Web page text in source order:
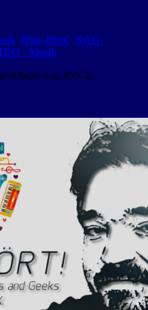
, Hört, Hört!, NAG-
- Musik
Album von XYCE.